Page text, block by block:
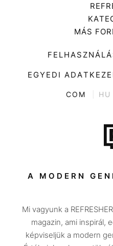
Tech-
MÁS
EGYEDI
COM HU
A MODERN
Mi vagyunk a
magazin, ami inspirál,
képviseljük a modern